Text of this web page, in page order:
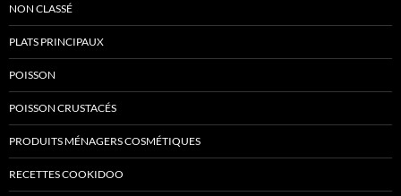
NON CLASSÉ
PLATS PRINCIPAUX
POISSON
POISSON CRUSTACÉS
PRODUITS MÉNAGERS COSMÉTIQUES
RECETTES COOKIDOO